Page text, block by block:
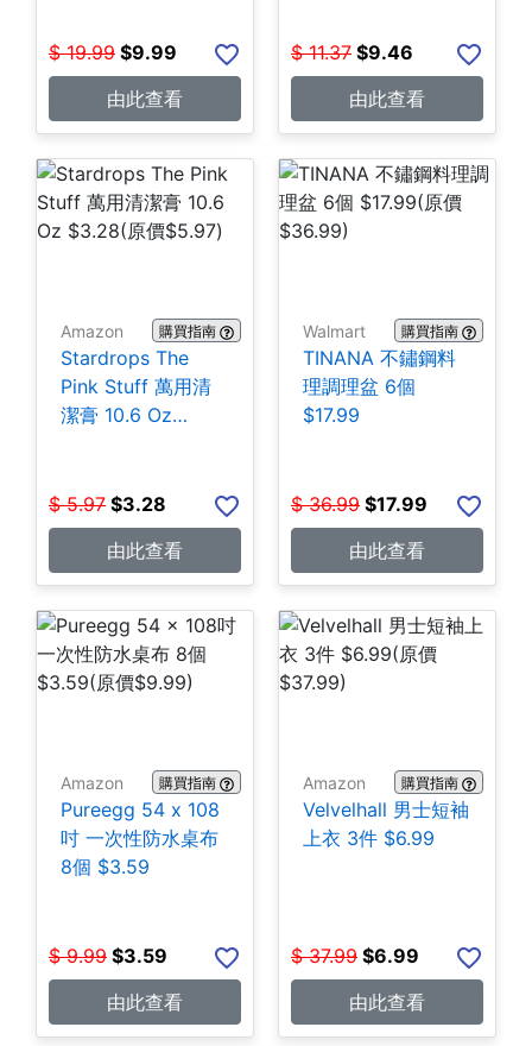
$ 19.99 $9.99
由此查看
$ 11.37 $9.46
由此查看
Amazon 購買指南
Stardrops The
Pink Stuff 萬用清
潔膏 10.6 Oz
$ 5.97 $3.28
由此查看
Walmart 購買指南
TINANA 不鏽鋼料
理調理盆 6個
$17.99
$ 36.99 $17.99
由此查看
Amazon 購買指南
Pureegg 54 x 108
吋 一次性防水桌布
8個 $3.59
$ 9.99 $3.59
由此查看
Amazon 購買指南
Velvelhall 男士短袖
上衣 3件 $6.99
$ 37.99 $6.99
由此查看